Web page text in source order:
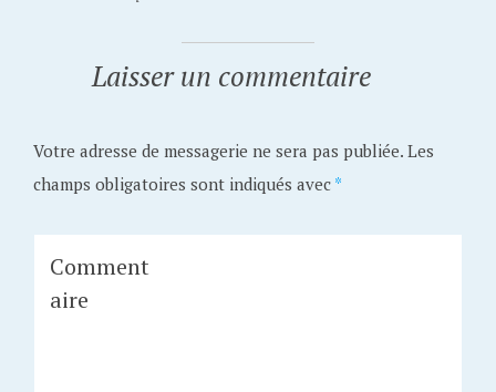
Laisser un commentaire
Votre adresse de messagerie ne sera pas publiée.Les
champs obligatoires sont indiqués avec *
Comment
aire